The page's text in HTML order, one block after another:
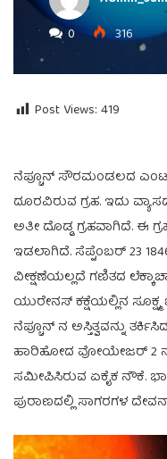
0
316
Post Views: 419
ನೆಪ್ಚೂನ್ ಸೌರಮಂಡಲದ
ದೂರವಿರುವ ಗ್ರಹ. ಇದು
ಅತೀ ದೊಡ್ಡ ಗ್ರಹವಾಗಿದೆ. ಈ
ಇಡಲಾಗಿದೆ. ಸೆಪ್ಟೆಂಬರ್ 23
ವೀಕ್ಷಣೆಯಲ್ಲದೆ ಗಣಿತದ
ಯುರೇನಸ್ ಕಕ್ಷೆಯಲ್ಲಿನ
ನೆಪ್ಚೂನ್ ನ ಅಸ್ತಿತ್ವವನ್ನು
ಹಾರಿಹೋದ ವೋಯೇಜರ್ 2
ಸಮೀಪಿಸಿರುವ ಏಕೈಕ ನೌಕೆ.
ಪುರಾಣದಲ್ಲಿ ಸಾಗರಗಳ